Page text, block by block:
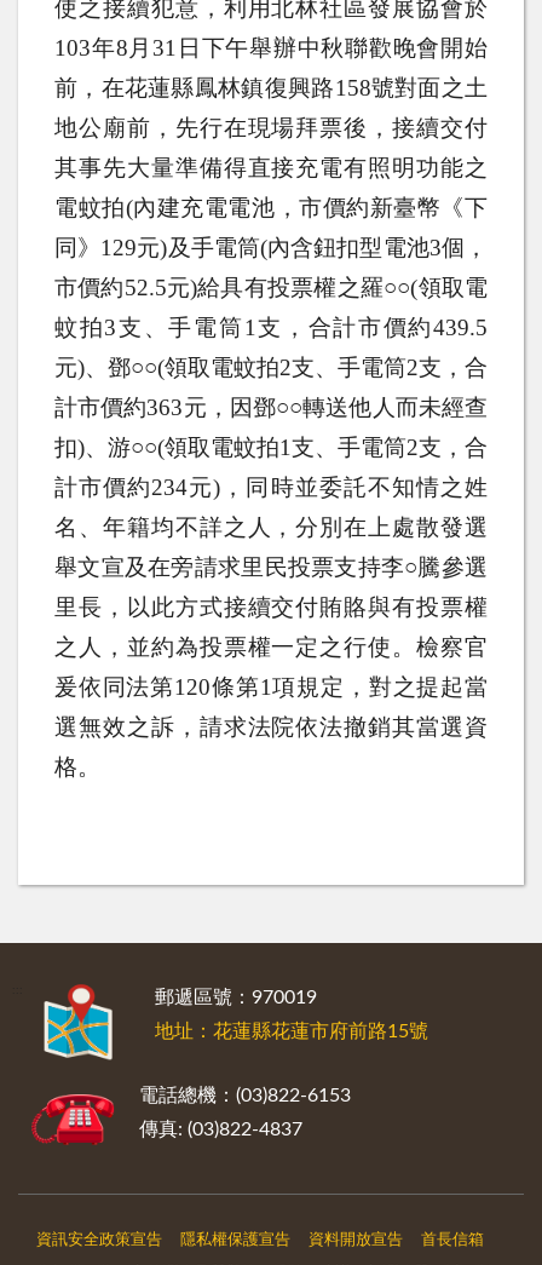
使之接續犯意，利用北林社區發展協會於
103年8 月 31 日下午舉辦中秋聯歡晚會開始
前，在花蓮縣鳳林鎮復興路158號對面之土
地公廟前，先行在現場拜票後，接續交付
其事先大量準備得直接充電有照明功能之
電蚊拍(內建充電電池，市價約新臺幣《下
同》 129元)及手電筒(內含鈕扣型電池3個，
市價約52.5元)給具有投票權之羅○○(領取電
蚊拍3支、手電筒1 支，合計市價約439.5
元)、鄧○○(領取電蚊拍2支、手電筒2支，合
計市價約363元，因鄧○○轉送他人而未經查
扣)、游○○(領取電蚊拍1支、手電筒2支，合
計市價約234元) ，同時並委託不知情之姓
名、年籍均不詳之人，分別在上處散發選
舉文宣及在旁請求里民投票支持李○騰參選
里長，以此方式接續交付賄賂與有投票權
之人，並約為投票權一定之行使。檢察官
爰依同法第120條第1項規定，對之提起當
選無效之訴，請求法院依法撤銷其當選資
格。
郵遞區號：970019
地址：花蓮縣花蓮市府前路15號
電話總機：(03)822-6153
傳真: (03)822-4837
資訊安全政策宣告 隱私權保護宣告 資料開放宣告 首長信箱